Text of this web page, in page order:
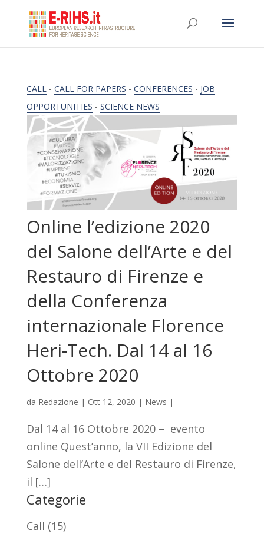
CALL- CALL FOR PAPERS - CONFERENCES - JOB
OPPORTUNITIES - SCIENCE NEWS
Online l’edizione 2020
del Salone dell’Arte e del
Restauro di Firenze e
della Conferenza
internazionale Florence
Heri-Tech. Dal 14 al 16
Ottobre 2020
da Redazione | Ott 12, 2020 | News |
Dal 14 al 16 Ottobre 2020 – evento
online Quest’anno, la VII Edizione del
Salone dell’Arte e del Restauro di Firenze,
il […]
Categorie
Call (15)